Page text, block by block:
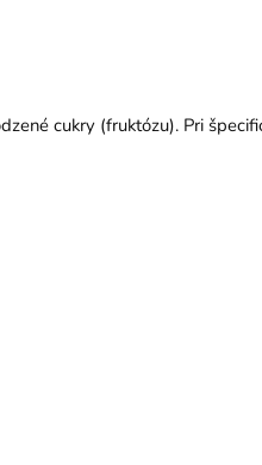
cukry (fruktózu). Pri